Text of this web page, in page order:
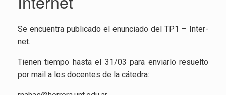
Se en­cuen­tra pu­bli­ca­do el enun­cia­do del TP1 – In­ter­
net.
Tie­nen tiem­po hasta el 31/03 para en­viar­lo re­suel­to
por mail a los do­cen­tes de la cá­te­dra: